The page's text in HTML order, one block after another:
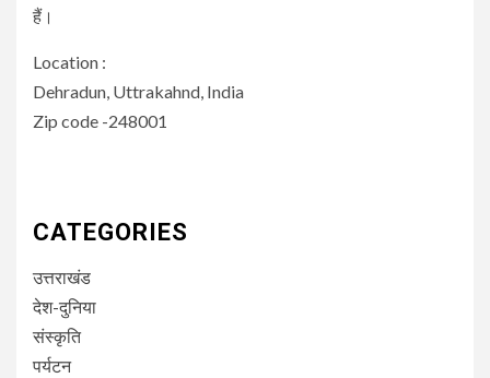
हैं।
Location :
Dehradun, Uttrakahnd, India
Zip code -248001
CATEGORIES
उत्तराखंड
देश-दुनिया
संस्कृति
पर्यटन